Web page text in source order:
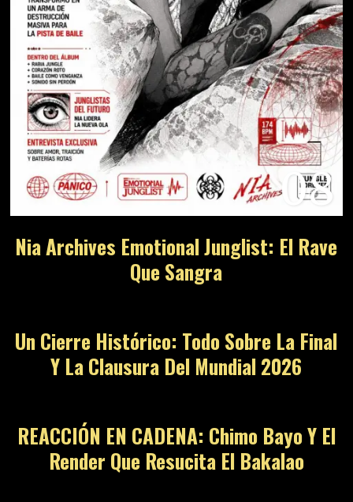
08
Nia Archives Emotional Junglist: El Rave
Que Sangra
Un Cierre Histórico: Todo Sobre La Final
Y La Clausura Del Mundial 2026
10
REACCIÓN EN CADENA: Chimo Bayo Y El
Render Que Resucita El Bakalao
11